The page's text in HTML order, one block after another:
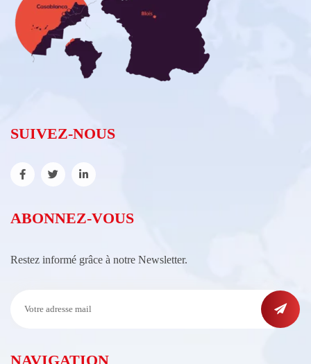
SUIVEZ-NOUS
ABONNEZ-VOUS
Restez informé grâce à notre Newsletter.
NAVIGATION